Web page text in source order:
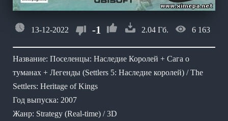
13-12-2022 -1 2.04 Гб. 6 163
Название: Поселенцы: Наследие Королей + Сага о
туманах + Легенды (Settlers 5: Наследие королей) / The
Settlers: Heritage of Kings
Год выпуска: 2007
Жанр: Strategy (Real-time) / 3D